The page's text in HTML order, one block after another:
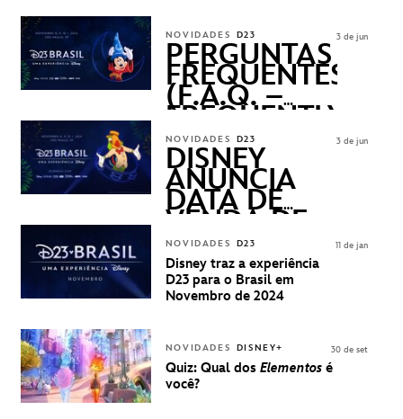
NOVIDADES D23
PERGUNTAS
FREQUENTES
(F.A.Q. –
FREQUENTLY
ASKED
QUESTIONS)
3 de jun
NOVIDADES D23
DISNEY
ANUNCIA
DATA DE
VENDA DE
INGRESSOS
PARA A D23
BRASIL -
UMA
DISNEY
3 de jun
NOVIDADES D23
Disney traz a experiência
D23 para o Brasil em
Novembro de 2024
11 de jan
NOVIDADES DISNEY+
Quiz: Qual dos Elementos é
você?
30 de set